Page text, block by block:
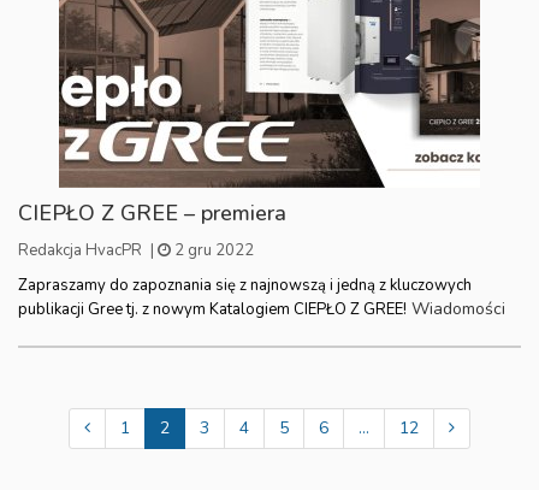
CIEPŁO Z GREE – premiera
Redakcja HvacPR |
2 gru 2022
Zapraszamy do zapoznania się z najnowszą i jedną z kluczowych
publikacji Gree tj. z nowym Katalogiem CIEPŁO Z GREE! Wiadomości
1 2 3 4 5 6 ... 12